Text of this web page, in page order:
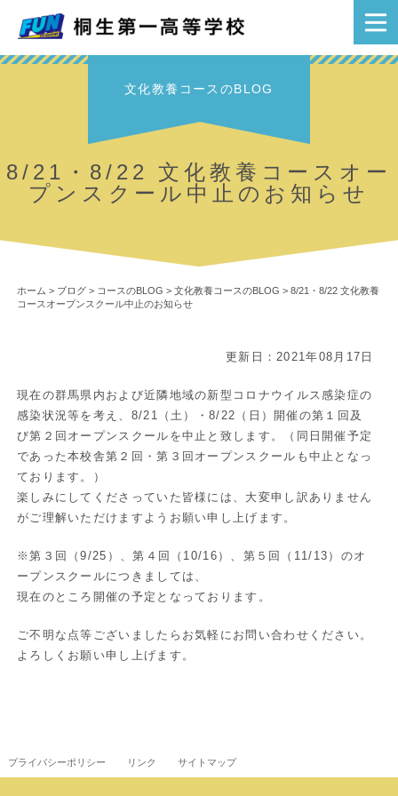
文化教養コースのBLOG
8/21・8/22 文化教養コースオー
プンスクール中止のお知らせ
ホーム > ブログ> コースのBLOG > 文化教養コースのBLOG > 8/21・8/22 文化教養
コースオープンスクール中止のお知らせ
更新日：2021年08月17日
現在の群馬県内および近隣地域の新型コロナウイルス感染症の
感染状況等を考え、8/21（土）・8/22（日）開催の第１回及
び第２回オープンスクールを中止と致します。（同日開催予定
であった本校舎第２回・第３回オープンスクールも中止となっ
ております。）
楽しみにしてくださっていた皆様には、大変申し訳ありません
がご理解いただけますようお願い申し上げます。
※第３回（9/25）、第４回（10/16）、第５回（11/13）のオ
ープンスクールにつきましては、
現在のところ開催の予定となっております。
ご不明な点等ございましたらお気軽にお問い合わせください。
よろしくお願い申し上げます。
プライバシーポリシー リンク サイトマップ